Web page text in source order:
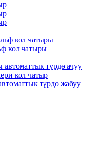
кол чатыры
кол чатыры
автоматтык түрдө ачуу
кол чатыр
түрдө жабуу